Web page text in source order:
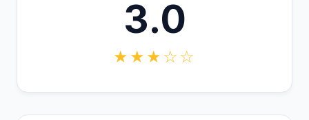
развитие литейного производства,
увеличение объемов работ по ремонту и
модернизации спецтехники, а также
дальнейшее развитие опытного
3.0
★★★☆☆